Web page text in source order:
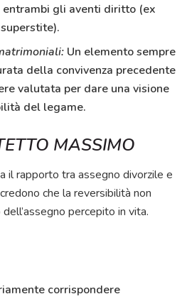
gli aventi diritto (ex
Un elemento sempre
della convivenza precedente
valutata per dare una visione
del legame.
MASSIMO
il rapporto tra assegno divorzile e
che la reversibilità non
percepito in vita.
corrispondere